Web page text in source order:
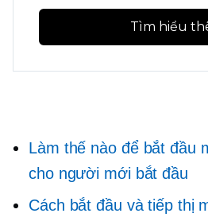
Tìm hiểu
Làm thế nào để bắt đầu
cho người mới bắt đầu
Cách bắt đầu và tiếp thị